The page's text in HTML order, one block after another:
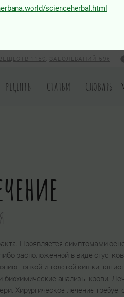
scienceherbal.html
ВЕЩЕСТВ 1159 ЗАБОЛЕВАНИЙ 596
РЕЦЕПТЫ СТАТЬИ СЛОВАРЬ
Проявляется симптомами
расположенной в виде
тонкой и толстой кишки,
биохимические анализы крови.
Хирургическое лечение